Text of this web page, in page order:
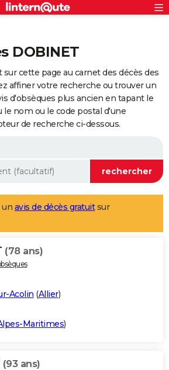
DOBINET
cette page au carnet des décès des
affiner votre recherche ou trouver un
d'obsèques plus ancien en tapant le
nom ou le code postal d'une
de recherche ci-dessous.
un avis de décès gratuitsur
(78 ans)
Acolin (Allier)
Maritimes)
(93 ans)